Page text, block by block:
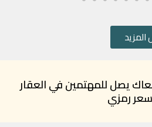
يصل للمهتمين في العقار
رمزي